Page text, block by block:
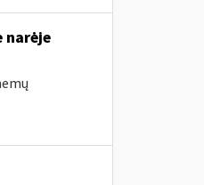
narėje